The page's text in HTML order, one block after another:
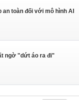
toàn đối với mô hình AI
ngờ "dứt áo ra đi"